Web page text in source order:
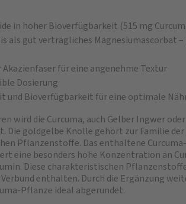
in hoher Bioverfügbarkeit (515 mg
als gut verträgliches
für eine angenehme Textur
Dosierung
und Bioverfügbarkeit für eine optimale
wird die Curcuma, auch Gelber Ingwer
Die goldgelbe Knolle gehört zur Familie
Pflanzenstoffe. Das enthaltene
eine besonders hohe Konzentration an
Diese charakteristischen
enthalten. Durch die Ergänzung
Pflanze ideal abgerundet.